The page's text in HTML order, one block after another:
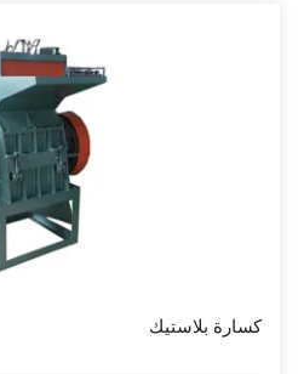
كسارة بلاستيك